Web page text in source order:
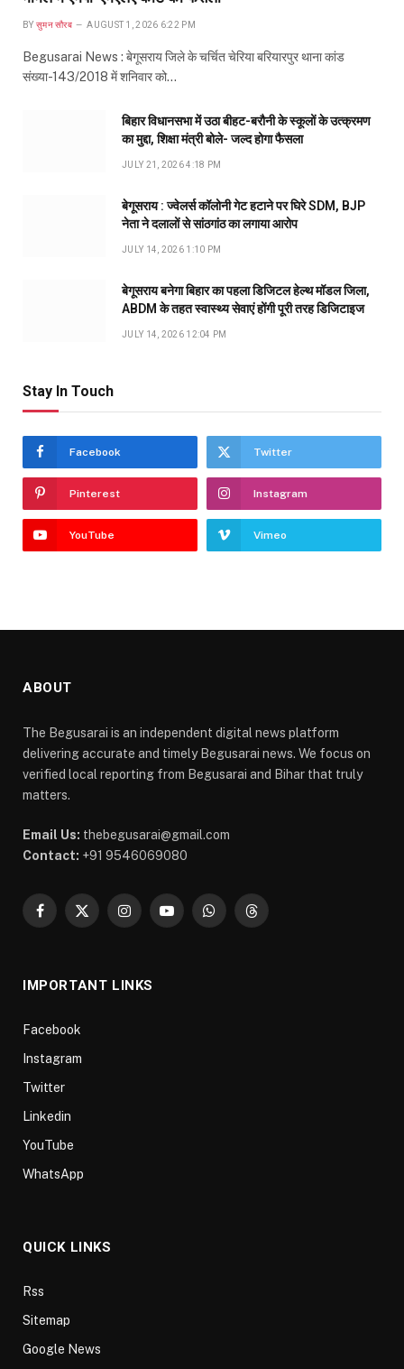
BY सुमन सौरब AUGUST 1, 2026 6:22 PM
Begusarai News : बेगूसराय जिले के चर्चित चेरिया बरियारपुर थाना कांड
संख्या-143/2018 में शनिवार को…
बिहार विधानसभा में उठा बीहट-बरौनी के स्कूलों के उत्क्रमण
का मुद्दा, शिक्षा मंत्री बोले- जल्द होगा फैसला
JULY 21, 2026 4:18 PM
बेगूसराय : ज्वेलर्स कॉलोनी गेट हटाने पर घिरे SDM, BJP
नेता ने दलालों से सांठगांठ का लगाया आरोप
JULY 14, 2026 1:10 PM
बेगूसराय बनेगा बिहार का पहला डिजिटल हेल्थ मॉडल जिला,
ABDM के तहत स्वास्थ्य सेवाएं होंगी पूरी तरह डिजिटाइज
JULY 14, 2026 12:04 PM
Stay In Touch
Facebook Twitter
Pinterest Instagram
YouTube Vimeo
ABOUT
The Begusarai is an independent digital news platform
delivering accurate and timely Begusarai news. We focus on
verified local reporting from Begusarai and Bihar that truly
matters.
Email Us: thebegusarai@gmail.com
Contact: +91 9546069080
Facebook
X
InstagramYouTubeWhatsAppThreads
IMPORTANT LINKS
Facebook
Instagram
Twitter
Linkedin
YouTube
WhatsApp
QUICK LINKS
Rss
Sitemap
Google News